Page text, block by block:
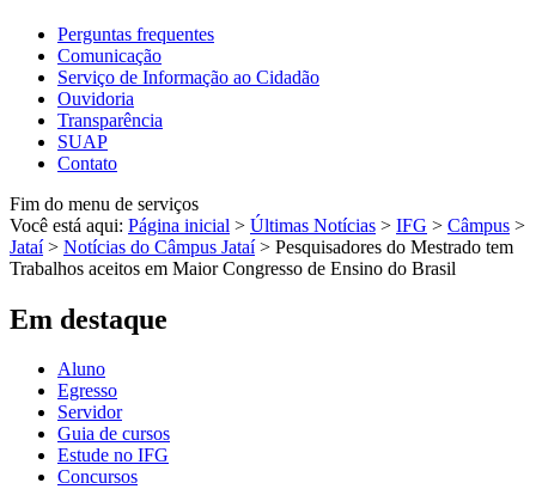
Perguntas frequentes
Comunicação
Serviço de Informação ao Cidadão
Ouvidoria
Transparência
SUAP
Contato
Fim do menu de serviços
Você está aqui: Página inicial > Últimas Notícias > IFG > Câmpus >
Jataí > Notícias do Câmpus Jataí > Pesquisadores do Mestrado tem
Trabalhos aceitos em Maior Congresso de Ensino do Brasil
Em destaque
Aluno
Egresso
Servidor
Guia de cursos
Estude no IFG
Concursos